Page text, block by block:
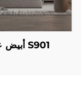
S901 أبيض عاجي